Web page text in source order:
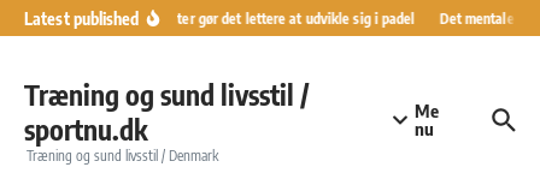
Fortsæt til indhold
Latest publishedRanglister gør det lettere at udvikle sig i padel Det mentale
Træning og sund livsstil /
sportnu.dk
Træning og sund livsstil / Denmark
Me
nu